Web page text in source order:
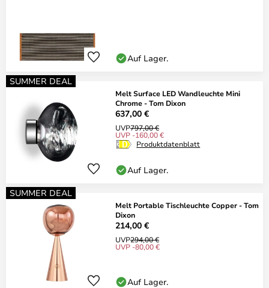
Auf Lager.
SUMMER DEAL
Melt Surface LED Wandleuchte Mini
Chrome - Tom Dixon
637,00 €
UVP797,00 €
UVP -160,00 €
Produktdatenblatt
Auf Lager.
SUMMER DEAL
Melt Portable Tischleuchte Copper - Tom
Dixon
214,00 €
UVP294,00 €
UVP -80,00 €
Auf Lager.